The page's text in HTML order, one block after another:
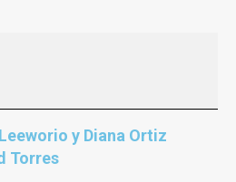
y Diana Ortiz
Torres